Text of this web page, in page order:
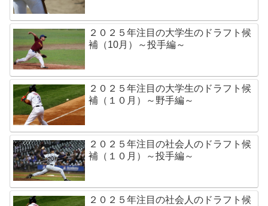
２０２５年注目の大学生のドラフト候
補（10月）～投手編～
２０２５年注目の大学生のドラフト候
補（１０月）～野手編～
２０２５年注目の社会人のドラフト候
補（１０月）～投手編～
２０２５年注目の社会人のドラフト候